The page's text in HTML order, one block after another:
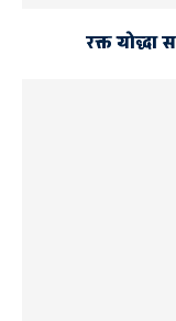
रक्त